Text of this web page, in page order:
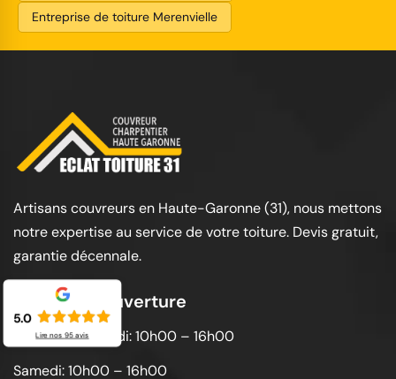
Entreprise de toiture Merenvielle
Artisans couvreurs en Haute-Garonne (31), nous mettons
notre expertise au service de votre toiture. Devis gratuit,
garantie décennale.
Horaires d'ouverture
Lundi au vendredi: 10h00 – 16h00
Samedi: 10h00 – 16h00
5.0
Lire nos 95avis